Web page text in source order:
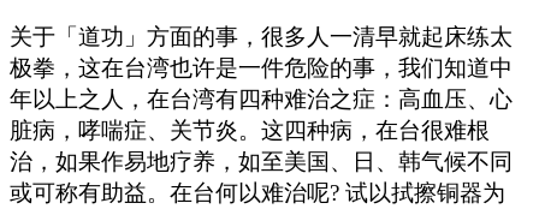
关于「道功」方面的事，很多人一清早就起床练太
极拳，这在台湾也许是一件危险的事，我们知道中
年以上之人，在台湾有四种难治之症：高血压、心
脏病，哮喘症、关节炎。这四种病，在台很难根
治，如果作易地疗养，如至美国、日、韩气候不同
或可称有助益。在台何以难治呢? 试以拭擦铜器为